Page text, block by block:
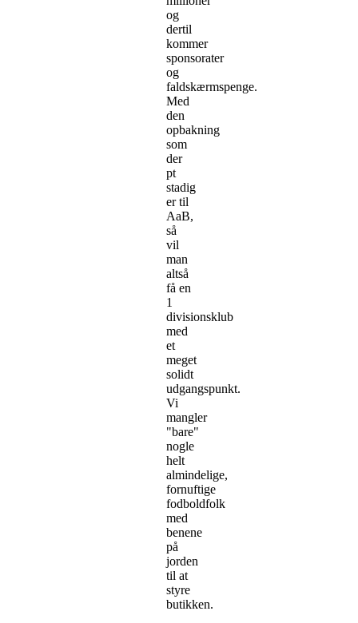
og
dertil
kommer
sponsorater
og
faldskærmspenge.
Med
den
opbakning
som
der
pt
stadig
er til
AaB,
så
vil
man
altså
få en
1
divisionsklub
med
et
meget
solidt
udgangspunkt.
Vi
mangler
"bare"
nogle
helt
almindelige,
fornuftige
fodboldfolk
med
benene
på
jorden
til at
styre
butikken.